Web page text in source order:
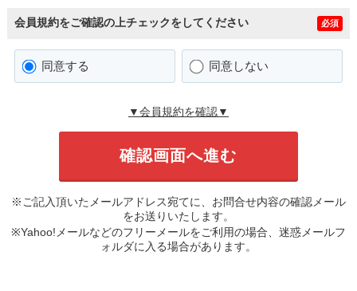
会員規約をご確認の上チェックをしてください 必須
同意する 同意しない
▼会員規約を確認▼
※ご記入頂いたメールアドレス宛てに、お問合せ内容の確認メール
をお送りいたします。
※Yahoo!メールなどのフリーメールをご利用の場合、迷惑メールフ
ォルダに入る場合があります。